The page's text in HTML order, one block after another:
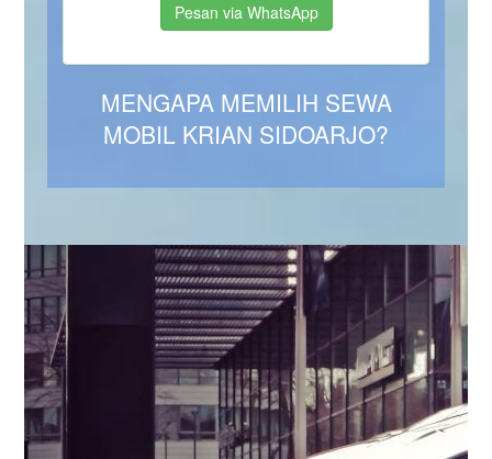
Pesan via WhatsApp
MENGAPA MEMILIH SEWA
MOBIL KRIAN SIDOARJO?